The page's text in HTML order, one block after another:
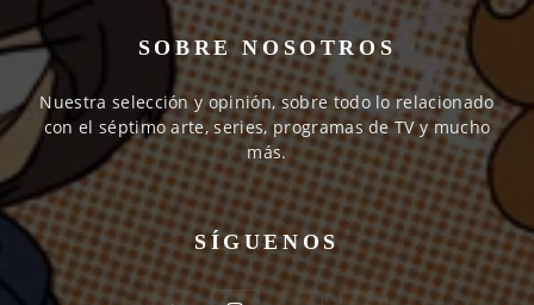
SOBRE NOSOTROS
Nuestra selección y opinión, sobre todo lo relacionado
con el séptimo arte, series, programas de TV y mucho
más.
SÍGUENOS